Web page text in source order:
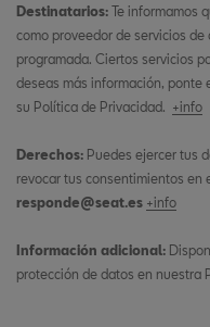
Destinatarios: Te informamos
como proveedor de servicios
programada. Ciertos servicios
deseas más información, ponte
su Política de Privacidad. +info
Derechos: Puedes ejercer tus
revocar tus consentimientos en
responde@seat.es +info
Información adicional:
protección de datos en nuestra